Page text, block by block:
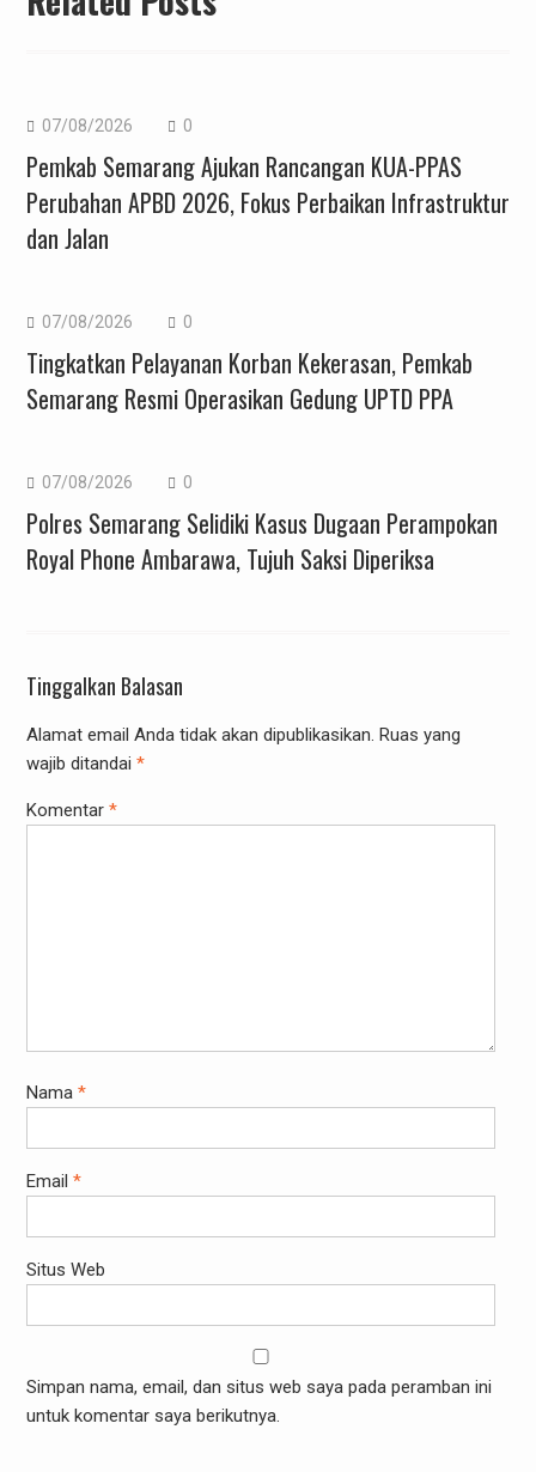
07/08/2026 0
Pemkab Semarang Ajukan Rancangan KUA-PPAS
Perubahan APBD 2026, Fokus Perbaikan Infrastruktur
dan Jalan
07/08/2026 0
Tingkatkan Pelayanan Korban Kekerasan, Pemkab
Semarang Resmi Operasikan Gedung UPTD PPA
07/08/2026 0
Polres Semarang Selidiki Kasus Dugaan Perampokan
Royal Phone Ambarawa, Tujuh Saksi Diperiksa
Tinggalkan Balasan
Alamat email Anda tidak akan dipublikasikan. Ruas yang
wajib ditandai *
Komentar *
Nama *
Email *
Situs Web
Simpan nama, email, dan situs web saya pada peramban ini
untuk komentar saya berikutnya.